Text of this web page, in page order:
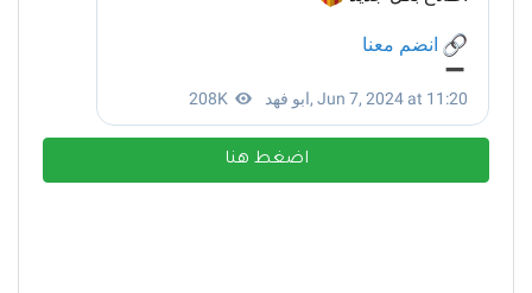
اضغط هنا